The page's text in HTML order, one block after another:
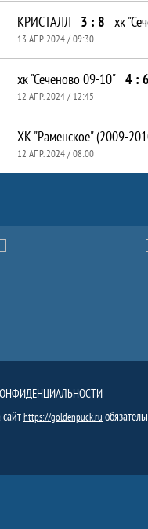
КРИСТАЛЛ 3 : 8 хк
13 АПР. 2024 / 09:30
хк "Сеченово 09-10" 4 :
12 АПР. 2024 / 12:45
ХК "Раменское" (2009-
12 АПР. 2024 / 08:00
https://goldenpuck.ru